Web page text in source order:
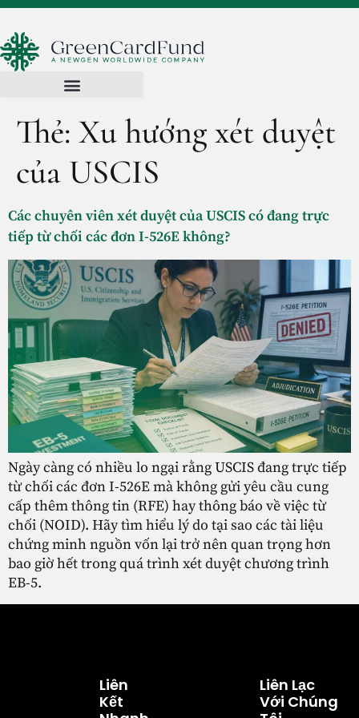
Thẻ: Xu hướng xét duyệt
của USCIS
Các chuyên viên xét duyệt của USCIS có đang trực
tiếp từ chối các đơn I-526E không?
Ngày càng có nhiều lo ngại rằng USCIS đang trực tiếp
từ chối các đơn I-526E mà không gửi yêu cầu cung
cấp thêm thông tin (RFE) hay thông báo về việc từ
chối (NOID). Hãy tìm hiểu lý do tại sao các tài liệu
chứng minh nguồn vốn lại trở nên quan trọng hơn
bao giờ hết trong quá trình xét duyệt chương trình
EB-5.
Liên
Kết
Liên Lạc
Với Chúng